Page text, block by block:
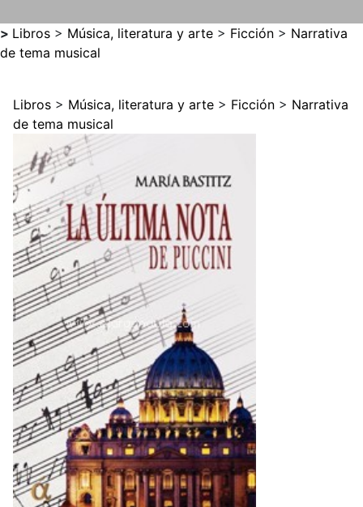
> Libros > Música, literatura y arte > Ficción > Narrativa
de tema musical
Libros > Música, literatura y arte > Ficción > Narrativa
de tema musical